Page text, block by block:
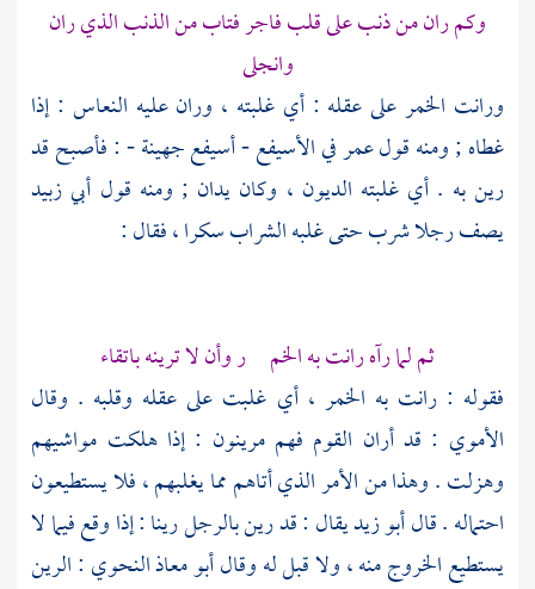
وكم ران من ذنب على قلب فاجر فتاب من الذنب الذي ران
وانجلى
ورانت الخمر على عقله : أي غلبته ، وران عليه النعاس : إذا
غطاه ; ومنه قولعمرفيالأسيفع - أسيفع جهينة- : فأصبح قد
رين به . أي غلبته الديون ، وكان يدان ; ومنه قول أبي زبيد
يصف رجلا شرب حتى غلبه الشراب سكرا ، فقال :
ثم لما رآه رانت به الخم ر وأن لا ترينه باتقاء
فقوله : رانت به الخمر ، أي غلبت على عقله وقلبه . وقال
الأموي : قد أران القوم فهم مرينون : إذا هلكت مواشيهم
وهزلت . وهذا من الأمر الذي أتاهم مما يغلبهم ، فلا يستطيعون
احتماله . قالأبو زيديقال : قد رين بالرجل رينا : إذا وقع فيما لا
يستطيع الخروج منه ، ولا قبل له وقالأبو معاذ النحوي : الرين